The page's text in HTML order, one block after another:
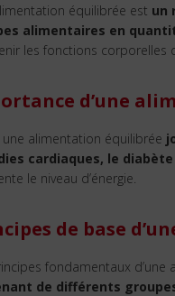
équilibrée est un
alimentaires en
les fonctions corporelles
d’une
une alimentation équilibrée
cardiaques, le
le niveau d’énergie.
de base
fondamentaux
de différents